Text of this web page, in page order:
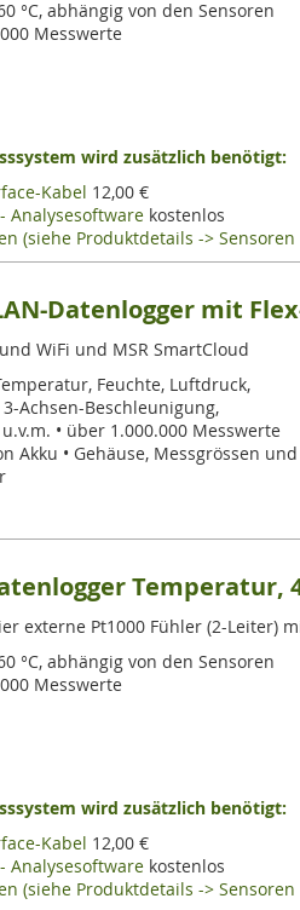
°C, abhängig von den Sensoren
Messwerte
wird zusätzlich benötigt:
Kabel 12,00 €
Analysesoftware kostenlos
(siehe Produktdetails -> Sensoren
Datenlogger mit
WiFi und MSR SmartCloud
Feuchte, Luftdruck,
Achsen-Beschleunigung,
• über 1.000.000 Messwerte
Akku • Gehäuse, Messgrössen und
Temperatur,
externe Pt1000 Fühler (2-Leiter)
°C, abhängig von den Sensoren
Messwerte
wird zusätzlich benötigt:
Kabel 12,00 €
Analysesoftware kostenlos
(siehe Produktdetails -> Sensoren